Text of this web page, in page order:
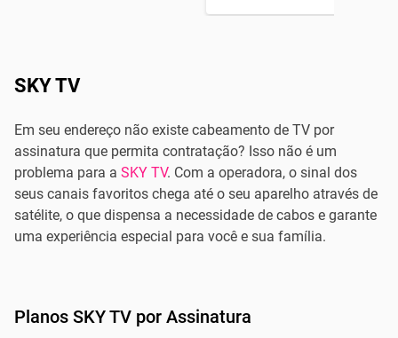
SKY TV
Em seu endereço não existe cabeamento de TV por
assinatura que permita contratação? Isso não é um
problema para a SKY TV. Com a operadora, o sinal dos
seus canais favoritos chega até o seu aparelho através de
satélite, o que dispensa a necessidade de cabos e garante
uma experiência especial para você e sua família.
Planos SKY TV por Assinatura